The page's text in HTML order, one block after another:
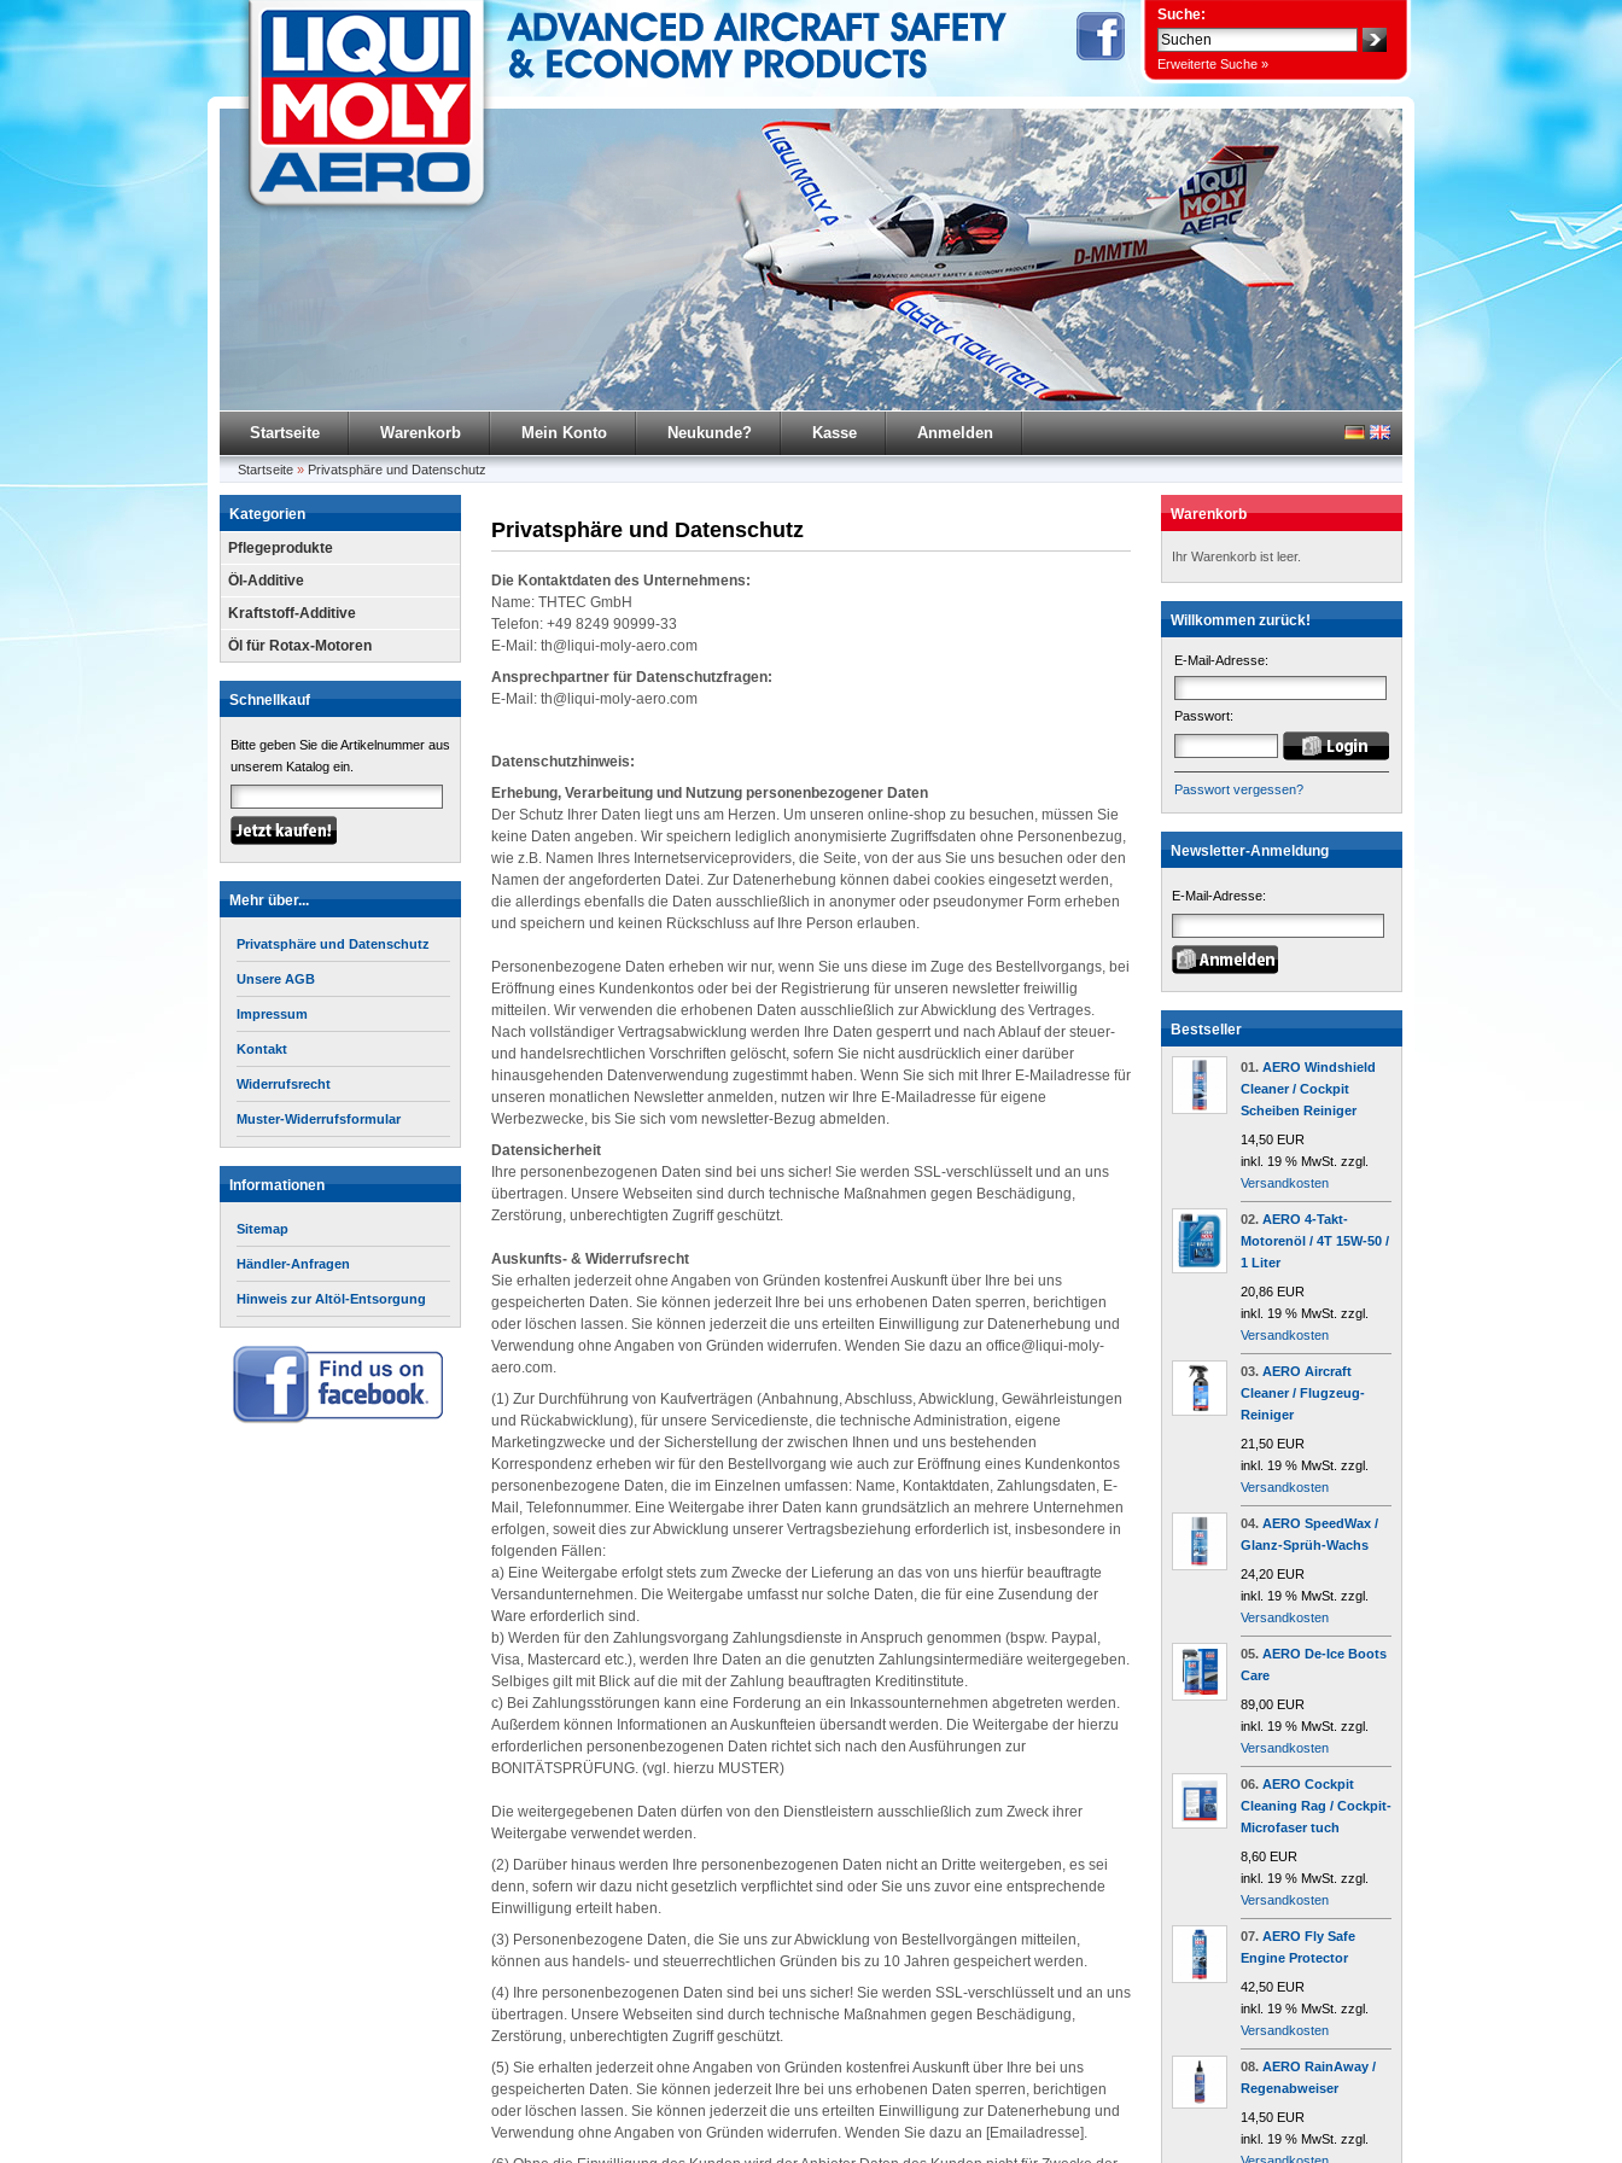
Suche:
Erweiterte Suche »
Startseite Warenkorb Mein Konto Neukunde? Kasse Anmelden
Startseite » Privatsphäre und Datenschutz
Kategorien
Pflegeprodukte
Öl-Additive
Kraftstoff-Additive
Öl für Rotax-Motoren
Schnellkauf
Bitte geben Sie die Artikelnummer aus
unserem Katalog ein.
Mehr über...
Privatsphäre und Datenschutz
Unsere AGB
Impressum
Kontakt
Widerrufsrecht
Muster-Widerrufsformular
Informationen
Sitemap
Händler-Anfragen
Hinweis zur Altöl-Entsorgung
Privatsphäre und Datenschutz
Die Kontaktdaten des Unternehmens:
Name: THTEC GmbH
Telefon: +49 8249 90999-33
E-Mail: th@liqui-moly-aero.com
Ansprechpartner für Datenschutzfragen:
E-Mail: th@liqui-moly-aero.com
Datenschutzhinweis:
Erhebung, Verarbeitung und Nutzung personenbezogener Daten
Der Schutz Ihrer Daten liegt uns am Herzen. Um unseren online-shop zu besuchen, müssen Sie
keine Daten angeben. Wir speichern lediglich anonymisierte Zugriffsdaten ohne Personenbezug,
wie z.B. Namen Ihres Internetserviceproviders, die Seite, von der aus Sie uns besuchen oder den
Namen der angeforderten Datei. Zur Datenerhebung können dabei cookies eingesetzt werden,
die allerdings ebenfalls die Daten ausschließlich in anonymer oder pseudonymer Form erheben
und speichern und keinen Rückschluss auf Ihre Person erlauben.
Personenbezogene Daten erheben wir nur, wenn Sie uns diese im Zuge des Bestellvorgangs, bei
Eröffnung eines Kundenkontos oder bei der Registrierung für unseren newsletter freiwillig
mitteilen. Wir verwenden die erhobenen Daten ausschließlich zur Abwicklung des Vertrages.
Nach vollständiger Vertragsabwicklung werden Ihre Daten gesperrt und nach Ablauf der steuer-
und handelsrechtlichen Vorschriften gelöscht, sofern Sie nicht ausdrücklich einer darüber
hinausgehenden Datenverwendung zugestimmt haben. Wenn Sie sich mit Ihrer E-Mailadresse für
unseren monatlichen Newsletter anmelden, nutzen wir Ihre E-Mailadresse für eigene
Werbezwecke, bis Sie sich vom newsletter-Bezug abmelden.
Datensicherheit
Ihre personenbezogenen Daten sind bei uns sicher! Sie werden SSL-verschlüsselt und an uns
übertragen. Unsere Webseiten sind durch technische Maßnahmen gegen Beschädigung,
Zerstörung, unberechtigten Zugriff geschützt.
Auskunfts- & Widerrufsrecht
Sie erhalten jederzeit ohne Angaben von Gründen kostenfrei Auskunft über Ihre bei uns
gespeicherten Daten. Sie können jederzeit Ihre bei uns erhobenen Daten sperren, berichtigen
oder löschen lassen. Sie können jederzeit die uns erteilten Einwilligung zur Datenerhebung und
Verwendung ohne Angaben von Gründen widerrufen. Wenden Sie dazu an office@liqui-moly-
aero.com.
(1) Zur Durchführung von Kaufverträgen (Anbahnung, Abschluss, Abwicklung, Gewährleistungen
und Rückabwicklung), für unsere Servicedienste, die technische Administration, eigene
Marketingzwecke und der Sicherstellung der zwischen Ihnen und uns bestehenden
Korrespondenz erheben wir für den Bestellvorgang wie auch zur Eröffnung eines Kundenkontos
personenbezogene Daten, die im Einzelnen umfassen: Name, Kontaktdaten, Zahlungsdaten, E-
Mail, Telefonnummer. Eine Weitergabe ihrer Daten kann grundsätzlich an mehrere Unternehmen
erfolgen, soweit dies zur Abwicklung unserer Vertragsbeziehung erforderlich ist, insbesondere in
folgenden Fällen:
a) Eine Weitergabe erfolgt stets zum Zwecke der Lieferung an das von uns hierfür beauftragte
Versandunternehmen. Die Weitergabe umfasst nur solche Daten, die für eine Zusendung der
Ware erforderlich sind.
b) Werden für den Zahlungsvorgang Zahlungsdienste in Anspruch genommen (bspw. Paypal,
Visa, Mastercard etc.), werden Ihre Daten an die genutzten Zahlungsintermediäre weitergegeben.
Selbiges gilt mit Blick auf die mit der Zahlung beauftragten Kreditinstitute.
c) Bei Zahlungsstörungen kann eine Forderung an ein Inkassounternehmen abgetreten werden.
Außerdem können Informationen an Auskunfteien übersandt werden. Die Weitergabe der hierzu
erforderlichen personenbezogenen Daten richtet sich nach den Ausführungen zur
BONITÄTSPRÜFUNG. (vgl. hierzu MUSTER)
Die weitergegebenen Daten dürfen von den Dienstleistern ausschließlich zum Zweck ihrer
Weitergabe verwendet werden.
(2) Darüber hinaus werden Ihre personenbezogenen Daten nicht an Dritte weitergeben, es sei
denn, sofern wir dazu nicht gesetzlich verpflichtet sind oder Sie uns zuvor eine entsprechende
Einwilligung erteilt haben.
(3) Personenbezogene Daten, die Sie uns zur Abwicklung von Bestellvorgängen mitteilen,
können aus handels- und steuerrechtlichen Gründen bis zu 10 Jahren gespeichert werden.
(4) Ihre personenbezogenen Daten sind bei uns sicher! Sie werden SSL-verschlüsselt und an uns
übertragen. Unsere Webseiten sind durch technische Maßnahmen gegen Beschädigung,
Zerstörung, unberechtigten Zugriff geschützt.
(5) Sie erhalten jederzeit ohne Angaben von Gründen kostenfrei Auskunft über Ihre bei uns
gespeicherten Daten. Sie können jederzeit Ihre bei uns erhobenen Daten sperren, berichtigen
oder löschen lassen. Sie können jederzeit die uns erteilten Einwilligung zur Datenerhebung und
Verwendung ohne Angaben von Gründen widerrufen. Wenden Sie dazu an [Emailadresse].
Warenkorb
Ihr Warenkorb ist leer.
Willkommen zurück!
E-Mail-Adresse:
Passwort:
Passwort vergessen?
Newsletter-Anmeldung
E-Mail-Adresse:
Bestseller
01. AERO Windshield
Cleaner / Cockpit
Scheiben Reiniger
14,50 EUR
inkl. 19 % MwSt. zzgl.
Versandkosten
02. AERO 4-Takt-
Motorenöl / 4T 15W-50 /
1 Liter
20,86 EUR
inkl. 19 % MwSt. zzgl.
Versandkosten
03. AERO Aircraft
Cleaner / Flugzeug-
Reiniger
21,50 EUR
inkl. 19 % MwSt. zzgl.
Versandkosten
04. AERO SpeedWax /
Glanz-Sprüh-Wachs
24,20 EUR
inkl. 19 % MwSt. zzgl.
Versandkosten
05. AERO De-Ice Boots
Care
89,00 EUR
inkl. 19 % MwSt. zzgl.
Versandkosten
06. AERO Cockpit
Cleaning Rag / Cockpit-
Microfaser tuch
8,60 EUR
inkl. 19 % MwSt. zzgl.
Versandkosten
07. AERO Fly Safe
Engine Protector
42,50 EUR
inkl. 19 % MwSt. zzgl.
Versandkosten
08. AERO RainAway /
Regenabweiser
14,50 EUR
inkl. 19 % MwSt. zzgl.